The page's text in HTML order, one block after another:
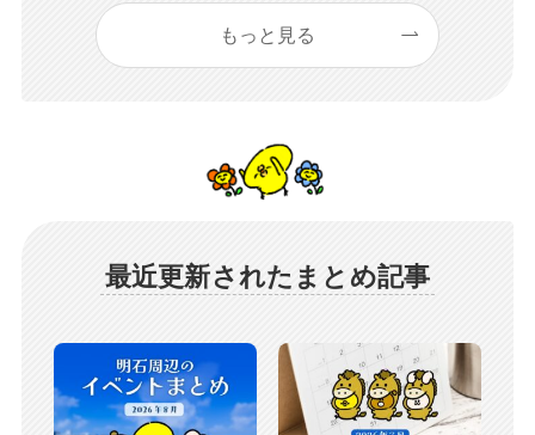
もっと見る
最近更新されたまとめ記事